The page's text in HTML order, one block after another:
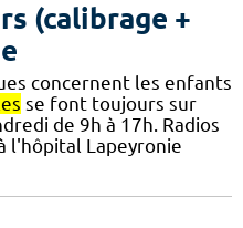
(calibrage +
concernent les enfants
se font toujours sur
de 9h à 17h. Radios
l'hôpital Lapeyronie